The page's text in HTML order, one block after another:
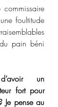
foultitude
pain béni
un
fort pour
Je pense au